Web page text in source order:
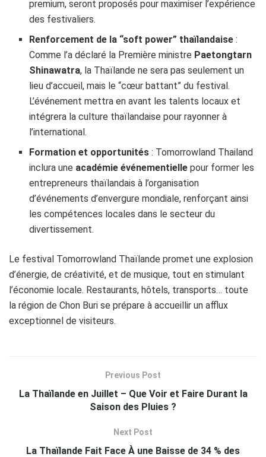
premium, seront proposés pour maximiser l’expérience
des festivaliers.
Renforcement de la “soft power” thaïlandaise :
Comme l’a déclaré la Première ministre Paetongtarn
Shinawatra, la Thaïlande ne sera pas seulement un
lieu d’accueil, mais le “cœur battant” du festival.
L’événement mettra en avant les talents locaux et
intégrera la culture thaïlandaise pour rayonner à
l’international.
Formation et opportunités : Tomorrowland Thailand
inclura une académie événementielle pour former les
entrepreneurs thaïlandais à l’organisation
d’événements d’envergure mondiale, renforçant ainsi
les compétences locales dans le secteur du
divertissement.
Le festival Tomorrowland Thaïlande promet une explosion
d’énergie, de créativité, et de musique, tout en stimulant
l’économie locale. Restaurants, hôtels, transports… toute
la région de Chon Buri se prépare à accueillir un afflux
exceptionnel de visiteurs.
Previous Post
La Thaïlande en Juillet – Que Voir et Faire Durant la
Saison des Pluies ?
Next Post
La Thaïlande Fait Face À une Baisse de 34 % des